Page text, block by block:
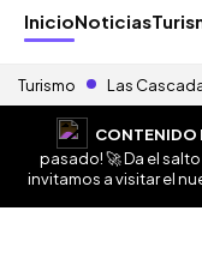
InicioNoticias
Turismo Las
CONTENIDO
pasado! 🚀 Da el
invitamos a visitar el